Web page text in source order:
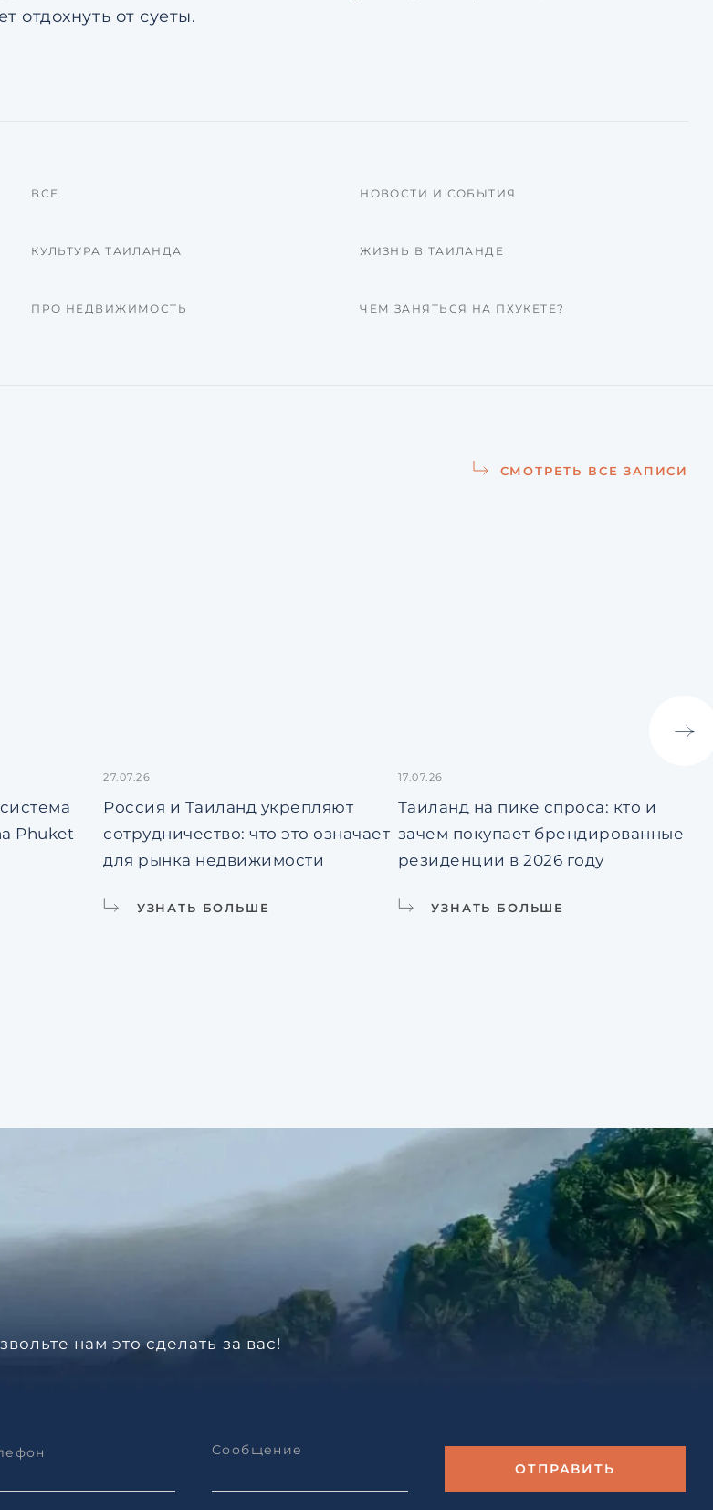
отдохнуть от суеты.
ВСЕ
КУЛЬТУРА ТАИЛАНДА
ПРО НЕДВИЖИМОСТЬ
НОВОСТИ И СОБЫТИЯ
ЖИЗНЬ В ТАИЛАНДЕ
ЧЕМ ЗАНЯТЬСЯ НА ПХУКЕТЕ?
СМОТРЕТЬ ВСЕ ЗАПИСИ
Phuket
27.07.26
Россия и Таиланд укрепляют
сотрудничество: что это означает
для рынка недвижимости
УЗНАТЬ БОЛЬШЕ
17.07.26
Таиланд на пике спроса: кто и
зачем покупает брендированные
резиденции в 2026 году
УЗНАТЬ БОЛЬШЕ
нам это сделать за вас!